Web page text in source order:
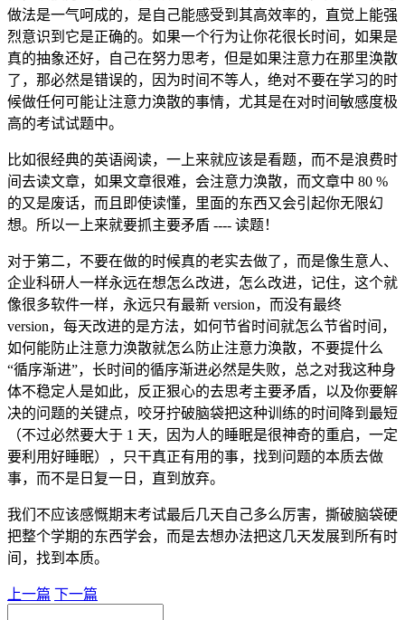
做法是一气呵成的，是自己能感受到其高效率的，直觉上能强
烈意识到它是正确的。如果一个行为让你花很长时间，如果是
真的抽象还好，自己在努力思考，但是如果注意力在那里涣散
了，那必然是错误的，因为时间不等人，绝对不要在学习的时
候做任何可能让注意力涣散的事情，尤其是在对时间敏感度极
高的考试试题中。
比如很经典的英语阅读，一上来就应该是看题，而不是浪费时
间去读文章，如果文章很难，会注意力涣散，而文章中 80 %
的又是废话，而且即使读懂，里面的东西又会引起你无限幻
想。所以一上来就要抓主要矛盾 ---- 读题！
对于第二，不要在做的时候真的老实去做了，而是像生意人、
企业科研人一样永远在想怎么改进，怎么改进，记住，这个就
像很多软件一样，永远只有最新 version，而没有最终
version，每天改进的是方法，如何节省时间就怎么节省时间，
如何能防止注意力涣散就怎么防止注意力涣散，不要提什么
“循序渐进”，长时间的循序渐进必然是失败，总之对我这种身
体不稳定人是如此，反正狠心的去思考主要矛盾，以及你要解
决的问题的关键点，咬牙拧破脑袋把这种训练的时间降到最短
（不过必然要大于 1 天，因为人的睡眠是很神奇的重启，一定
要利用好睡眠），只干真正有用的事，找到问题的本质去做
事，而不是日复一日，直到放弃。
我们不应该感慨期末考试最后几天自己多么厉害，撕破脑袋硬
把整个学期的东西学会，而是去想办法把这几天发展到所有时
间，找到本质。
上一篇 下一篇